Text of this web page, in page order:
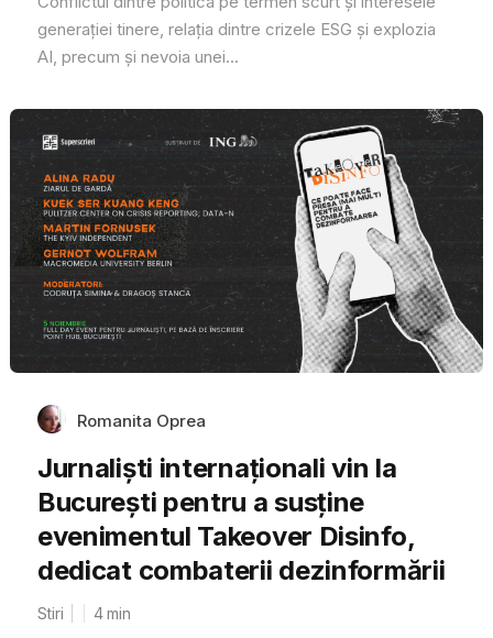
generației tinere, relația dintre crizele ESG și explozia
AI, precum și nevoia unei...
Romanita Oprea
Jurnaliști internaționali vin la
București pentru a susține
evenimentul Takeover Disinfo,
dedicat combaterii dezinformării
Stiri 4min